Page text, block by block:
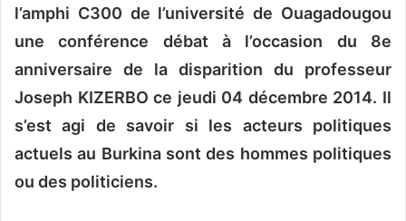
e
l’amphi C300 de l’université de Ouagadougou
une conférence débat à l’occasion du 8e
anniversaire de la disparition du professeur
Joseph KIZERBO ce jeudi 04 décembre 2014. Il
s’est agi de savoir si les acteurs politiques
actuels au Burkina sont des hommes politiques
ou des politiciens.